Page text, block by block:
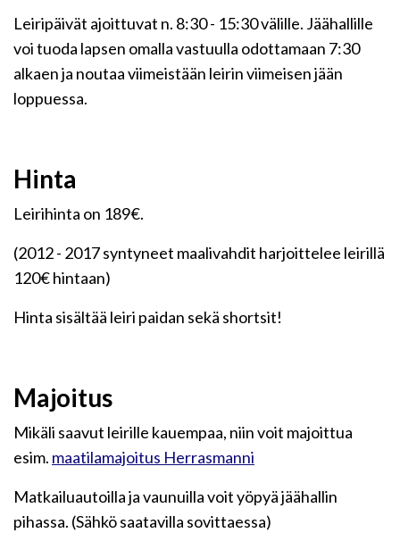
Leiripäivät ajoittuvat n. 8:30 - 15:30 välille. Jäähallille
voi tuoda lapsen omalla vastuulla odottamaan 7:30
alkaen ja noutaa viimeistään leirin viimeisen jään
loppuessa.
Hinta
Leirihinta on 189€.
(2012 - 2017 syntyneet maalivahdit harjoittelee leirillä
120€ hintaan)
Hinta sisältää leiri paidan sekä shortsit!
Majoitus
Mikäli saavut leirille kauempaa, niin voit majoittua
esim. maatilamajoitus Herrasmanni
Matkailuautoilla ja vaunuilla voit yöpyä jäähallin
pihassa. (Sähkö saatavilla sovittaessa)